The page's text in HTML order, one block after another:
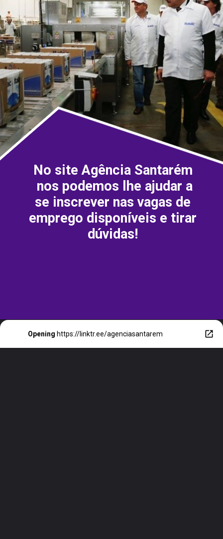
No site Agência Santarém
nos podemos lhe ajudar a
se inscrever nas vagas de
emprego disponíveis e tirar
dúvidas!
Opening https://linktr.ee/agenciasantarem